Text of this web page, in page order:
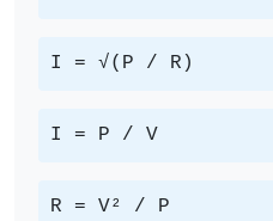
I = √(P / R)
I = P / V
R = V² / P